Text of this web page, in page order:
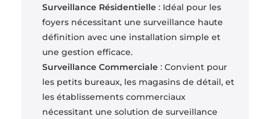
Surveillance Résidentielle: Idéal pour les
foyers nécessitant une surveillance haute
définition avec une installation simple et
une gestion efficace.
Surveillance Commerciale: Convient pour
les petits bureaux, les magasins de détail, et
les établissements commerciaux
nécessitant une solution de surveillance